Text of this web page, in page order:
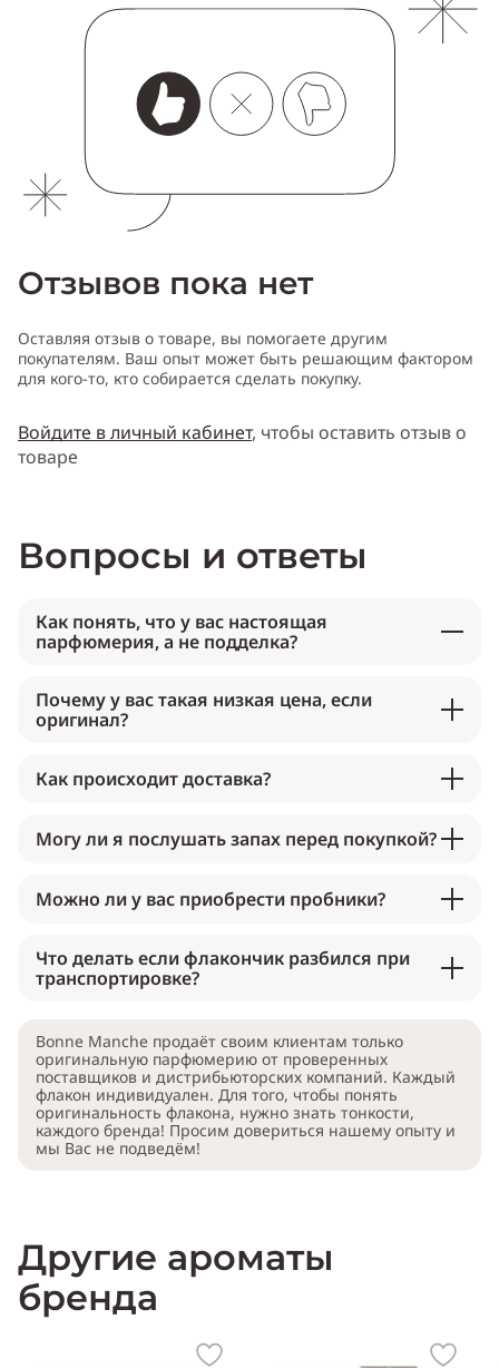
Отзывов пока нет
Оставляя отзыв о товаре, вы помогаете другим
покупателям. Ваш опыт может быть решающим фактором
для кого-то, кто собирается сделать покупку.
Войдите в личный кабинет, чтобы оставить отзыв о
товаре
Вопросы и ответы
Как понять, что у вас настоящая
парфюмерия, а не подделка?
Почему у вас такая низкая цена, если
оригинал?
Как происходит доставка?
Могу ли я послушать запах перед покупкой?
Можно ли у вас приобрести пробники?
Что делать если флакончик разбился при
транспортировке?
Bonne Manche продаёт своим клиентам только
оригинальную парфюмерию от проверенных
поставщиков и дистрибьюторских компаний. Каждый
флакон индивидуален. Для того, чтобы понять
оригинальность флакона, нужно знать тонкости,
каждого бренда! Просим довериться нашему опыту и
мы Вас не подведём!
Другие ароматы
бренда